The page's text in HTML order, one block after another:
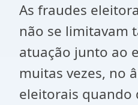
As fraudes
não se limitavam
atuação junto ao
muitas vezes, no
eleitorais quando